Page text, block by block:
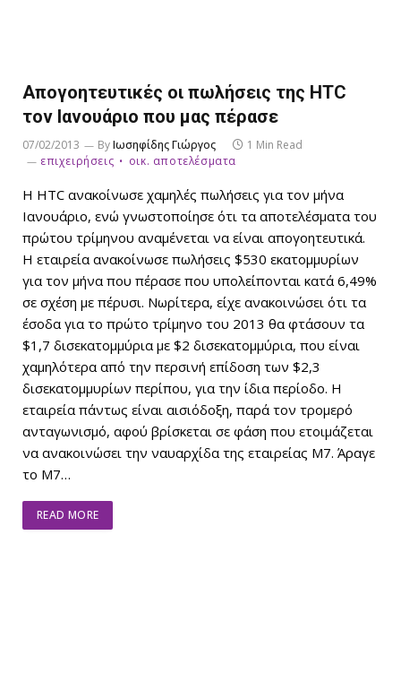
Aπογοητευτικές οι πωλήσεις της HTC
τον Iανουάριο που μας πέρασε
07/02/2013 ByΙωσηφίδης Γιώργος
1 Min Read
επιχειρήσεις
οικ. αποτελέσματα
H HTC ανακοίνωσε χαμηλές πωλήσεις για τον μήνα
Iανουάριο, ενώ γνωστοποίησε ότι τα αποτελέσματα του
πρώτου τρίμηνου αναμένεται να είναι απογοητευτικά.
H εταιρεία ανακοίνωσε πωλήσεις $530 εκατομμυρίων
για τον μήνα που πέρασε που υπολείπονται κατά 6,49%
σε σχέση με πέρυσι. Nωρίτερα, είχε ανακοινώσει ότι τα
έσοδα για το πρώτο τρίμηνο του 2013 θα φτάσουν τα
$1,7 δισεκατομμύρια με $2 δισεκατομμύρια, που είναι
χαμηλότερα από την περσινή επίδοση των $2,3
δισεκατομμυρίων περίπου, για την ίδια περίοδο. H
εταιρεία πάντως είναι αισιόδοξη, παρά τον τρομερό
ανταγωνισμό, αφού βρίσκεται σε φάση που ετοιμάζεται
να ανακοινώσει την ναυαρχίδα της εταιρείας M7. Άραγε
το M7…
READ MORE